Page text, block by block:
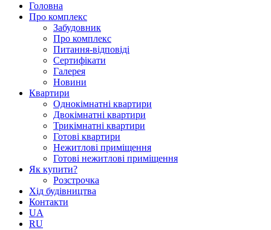
Головна
Про комплекс
Забудовник
Про комплекс
Питання-відповіді
Сертифікати
Галерея
Новини
Квартири
Однокімнатні квартири
Двокімнатні квартири
Трикімнатні квартири
Готові квартири
Нежитлові приміщення
Готові нежитлові приміщення
Як купити?
Розстрочка
Хід будівництва
Контакти
UA
RU